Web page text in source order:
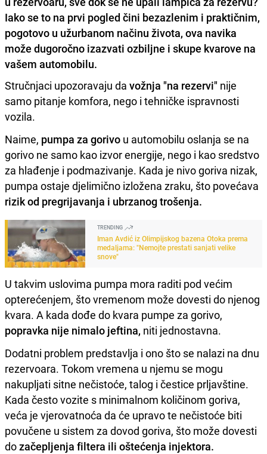
Iako se to na prvi pogled čini bezazlenim i praktičnim,
pogotovo u užurbanom načinu života, ova navika
može dugoročno izazvati ozbiljne i skupe kvarove na
vašem automobilu.
Stručnjaci upozoravaju da vožnja "na rezervi" nije
samo pitanje komfora, nego i tehničke ispravnosti
vozila.
Naime, pumpa za gorivo u automobilu oslanja se na
gorivo ne samo kao izvor energije, nego i kao sredstvo
za hlađenje i podmazivanje. Kada je nivo goriva nizak,
pumpa ostaje djelimično izložena zraku, što povećava
rizik od pregrijavanja i ubrzanog trošenja.
TRENDING
Iman Avdić iz Olimpijskog bazena Otoka prema
medaljama: "Nemojte prestati sanjati velike
snove"
U takvim uslovima pumpa mora raditi pod većim
opterećenjem, što vremenom može dovesti do njenog
kvara. A kada dođe do kvara pumpe za gorivo,
popravka nije nimalo jeftina, niti jednostavna.
Dodatni problem predstavlja i ono što se nalazi na dnu
rezervoara. Tokom vremena u njemu se mogu
nakupljati sitne nečistoće, talog i čestice prljavštine.
Kada često vozite s minimalnom količinom goriva,
veća je vjerovatnoća da će upravo te nečistoće biti
povučene u sistem za dovod goriva, što može dovesti
dozačepljenja filtera ili oštećenja injektora.